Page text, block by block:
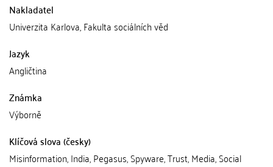
Nakladatel
Univerzita Karlova, Fakulta sociálních věd
Jazyk
Angličtina
Známka
Výborně
Klíčová slova (česky)
Misinformation, India, Pegasus, Spyware, Trust, Media, Social